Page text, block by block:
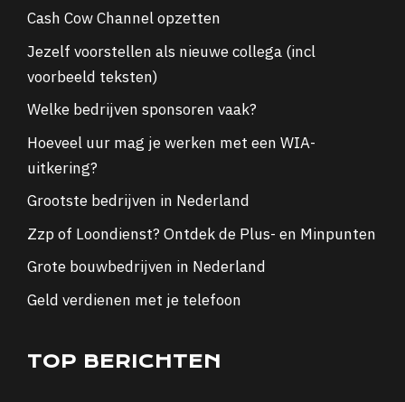
Cash Cow Channel opzetten
Jezelf voorstellen als nieuwe collega (incl
voorbeeld teksten)
Welke bedrijven sponsoren vaak?
Hoeveel uur mag je werken met een WIA-
uitkering?
Grootste bedrijven in Nederland
Zzp of Loondienst? Ontdek de Plus- en Minpunten
Grote bouwbedrijven in Nederland
Geld verdienen met je telefoon
TOP BERICHTEN